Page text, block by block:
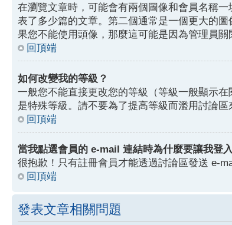
在瀏覽文章時，可能會有兩個圖像和會員名稱
表了多少篇的文章。第二個通常是一個更大的
果您不能使用頭像，那麼這可能是因為管理員
回頂端
如何改變我的等級？
一般您不能直接更改您的等級（等級一般顯示
是特殊等級。請不要為了提高等級而濫用討論
回頂端
當我點選會員的 e-mail 連結時為什麼要讓我登
很抱歉！只有註冊會員才能透過討論區發送 e-
回頂端
發表文章相關問題